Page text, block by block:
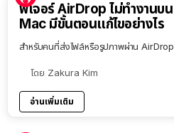
ฟีเจอร์ AirDrop ไม่ทำงานบ
Mac มีขั้นตอนแก้ไขอย่างไร
สำหรับคนที่ส่งไฟล์หรือรูปภาพผ่าน
โดย Zakura Kim
อ่านเพิ่มเติม